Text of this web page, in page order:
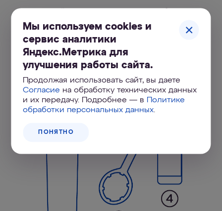
Акваэффект 5 мкм 10"SL
(для холодной воды)
Мы используем cookies и
сервис аналитики
Яндекс.Метрика для
улучшения работы сайта.
Продолжая использовать сайт, вы даете
Согласие на обработку технических данных
и их передачу. Подробнее — в Политике
обработки персональных данных
ПОНЯТНО